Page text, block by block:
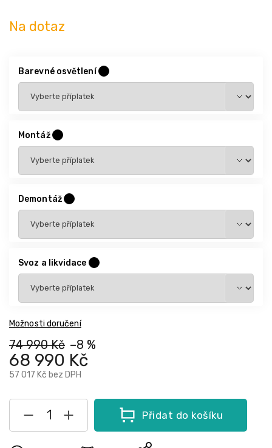
74 990 Kč –8 %
68 990 Kč
57 017 Kč bez DPH
Na dotaz
Barevné osvětlení
Montáž
Demontáž
Svoz a likvidace
Možnosti doručení
Přidat do košíku